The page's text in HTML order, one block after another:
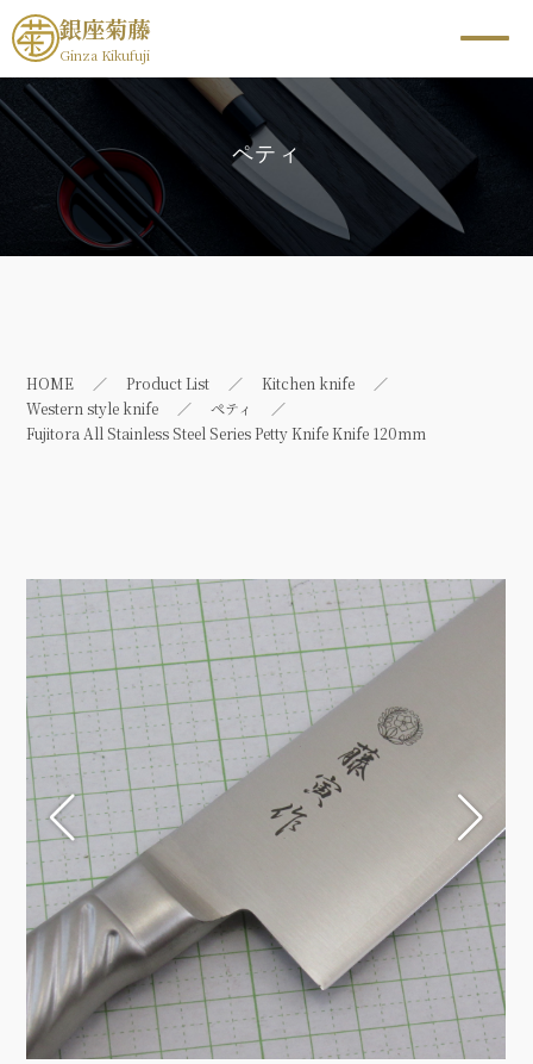
銀座菊藤
Ginza Kikufuji
ペティ
HOME Product List
Kitchen knife
Western style knife
ペティ
Fujitora All Stainless Steel Series Petty Knife Knife 120mm